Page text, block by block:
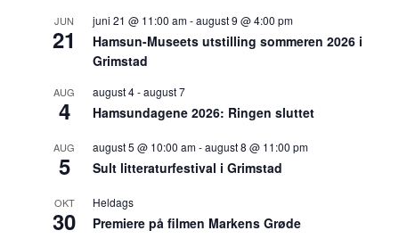
JUN
21
juni 21 @ 11:00 am-august 9 @ 4:00 pm
Hamsun-Museets utstilling sommeren 2026 i
Grimstad
AUG
4
august 4-august 7
Hamsundagene 2026: Ringen sluttet
AUG
5
august 5 @ 10:00 am-august 8 @ 11:00 pm
Sult litteraturfestival i Grimstad
OKT
30
Heldags
Premiere på filmen Markens Grøde